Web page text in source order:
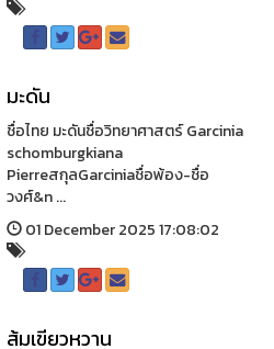
มะดัน
ชื่อไทย มะดันชื่อวิทยาศาสตร์ Garcinia
schomburgkiana
PierreสกุลGarciniaชื่อพ้อง-ชื่อ
วงศ์&n ...
01 December 2025 17:08:02
ส้มเขียวหวาน